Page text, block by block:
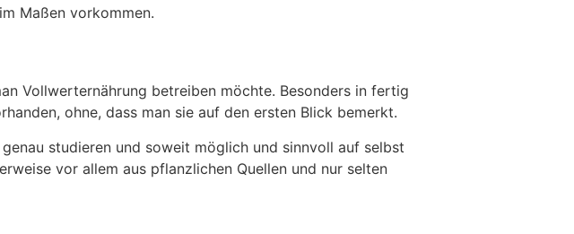
Maßen vorkommen.
Vollwerternährung betreiben möchte. Besonders in fertig
ohne, dass man sie auf den ersten Blick bemerkt.
studieren und soweit möglich und sinnvoll auf selbst
vor allem aus pflanzlichen Quellen und nur selten